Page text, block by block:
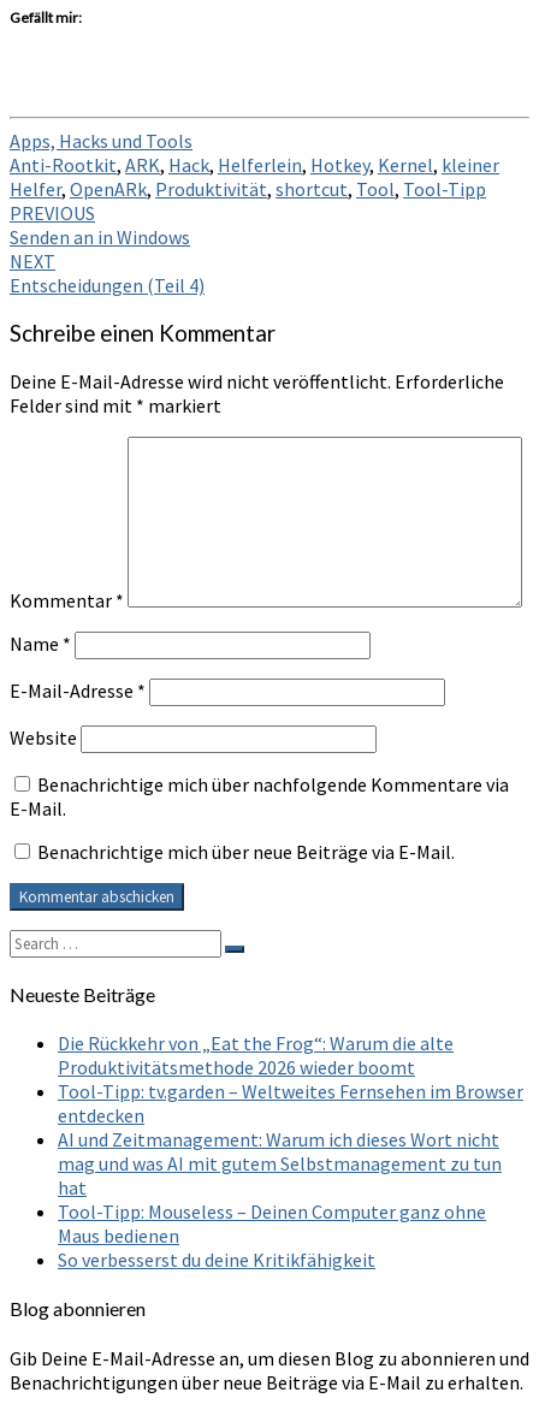
Gefällt mir:
Apps, Hacks und Tools
Anti-Rootkit, ARK, Hack, Helferlein, Hotkey, Kernel, kleiner
Helfer, OpenARk, Produktivität, shortcut, Tool, Tool-Tipp
Post
navigation
PREVIOUS
Senden an in Windows
NEXT
Entscheidungen (Teil 4)
Schreibe einen Kommentar
Deine E-Mail-Adresse wird nicht veröffentlicht. Erforderliche
Felder sind mit * markiert
Kommentar *
Name *
E-Mail-Adresse *
Website
Benachrichtige mich über nachfolgende Kommentare via
E-Mail.
Benachrichtige mich über neue Beiträge via E-Mail.
Search
for:
Search
Neueste Beiträge
Die Rückkehr von „Eat the Frog“: Warum die alte
Produktivitätsmethode 2026 wieder boomt
Tool-Tipp: tv.garden – Weltweites Fernsehen im Browser
entdecken
AI und Zeitmanagement: Warum ich dieses Wort nicht
mag und was AI mit gutem Selbstmanagement zu tun
hat
Tool-Tipp: Mouseless – Deinen Computer ganz ohne
Maus bedienen
So verbesserst du deine Kritikfähigkeit
Blog abonnieren
Gib Deine E-Mail-Adresse an, um diesen Blog zu abonnieren und
Benachrichtigungen über neue Beiträge via E-Mail zu erhalten.